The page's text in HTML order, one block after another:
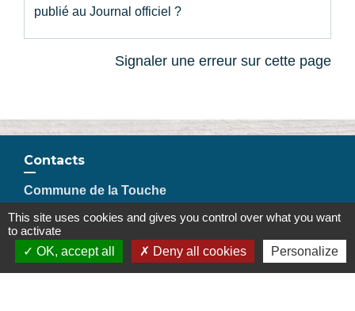
publié au Journal officiel ?
Signaler une erreur sur cette page
Contacts
Commune de la Touche
26160 La Touche - FRANCE
+33 4 75 53 90 10
Contact par formulaire
This site uses cookies and gives you control over what you want
to activate
OK, accept all
Deny all cookies Personalize